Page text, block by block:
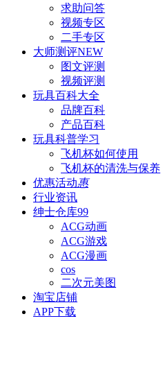
求助问答
视频专区
二手专区
大师测评NEW
图文评测
视频评测
玩具百科大全
品牌百科
产品百科
玩具科普学习
飞机杯如何使用
飞机杯的清洗与保养
优惠活动惠
行业资讯
绅士仓库99
ACG动画
ACG游戏
ACG漫画
cos
二次元美图
淘宝店铺
APP下载